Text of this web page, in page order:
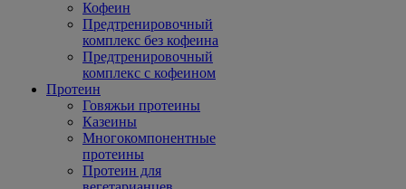
Кофеин
Предтренировочный
комплекс без кофеина
Предтренировочный
комплекс с кофеином
Протеин
Говяжьи протеины
Казеины
Многокомпонентные
протеины
Протеин для